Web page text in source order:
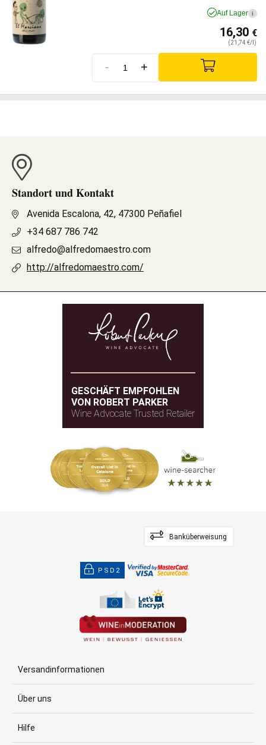
Auf Lager i
16,30 €
(21,74 €/l)
- +
Standort und Kontakt
Avenida Escalona, 42, 47300 Peñafiel
+34 687 786 742
alfredo@alfredomaestro.com
http://alfredomaestro.com/
GESCHÄFT EMPFOHLEN
VON ROBERT PARKER
Wine Advocate Trusted Retailer
Banküberweisung
PSD2
Versandinformationen
Über uns
Hilfe